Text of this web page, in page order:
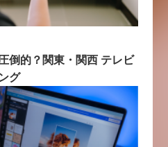
倒的？関東・関西 テレビ
グ